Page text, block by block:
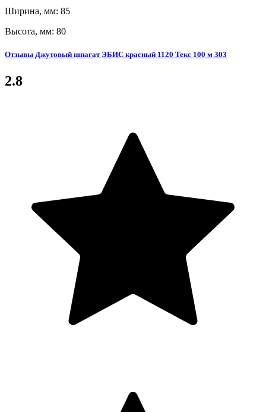
Ширина, мм: 85
Высота, мм: 80
Отзывы Джутовый шпагат ЭБИС красный 1120 Текс 100 м 303
2.8